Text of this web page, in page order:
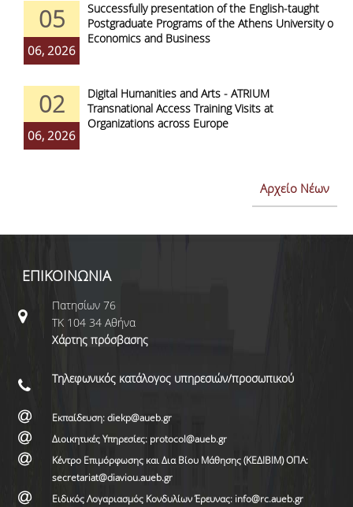
05
06, 2026
Successfully presentation of the English-taught
Postgraduate Programs of the Athens University of
Economics and Business
02
06, 2026
Digital Humanities and Arts - ATRIUM
Transnational Access Training Visits at
Organizations across Europe
Αρχείο Νέων
ΕΠΙΚΟΙΝΩΝΙΑ
Πατησίων 76
ΤΚ 104 34 Αθήνα
Χάρτης πρόσβασης
Τηλεφωνικός κατάλογος υπηρεσιών/προσωπικού
Εκπαίδευση: diekp@aueb.gr
Διοικητικές Υπηρεσίες: protocol@aueb.gr
Κέντρο Επιμόρφωσης και Δια Βίου Μάθησης (ΚΕΔΙΒΙΜ) ΟΠΑ:
secretariat@diaviou.aueb.gr
Ειδικός Λογαριασμός Κονδυλίων Έρευνας: info@rc.aueb.gr